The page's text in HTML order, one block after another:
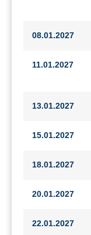
08.01.2027
11.01.2027
13.01.2027
15.01.2027
18.01.2027
20.01.2027
22.01.2027